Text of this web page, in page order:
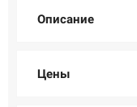
Описание
Цены